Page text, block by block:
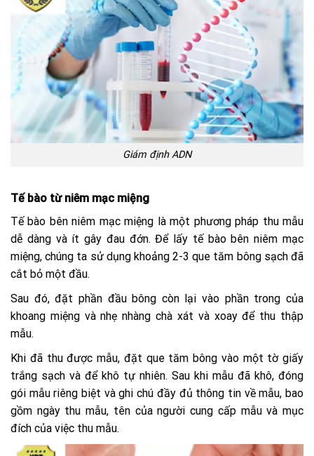
Giám định ADN
Tế bào từ niêm mạc miệng
Tế bào bên niêm mạc miệng là một phương pháp thu mẫu
dễ dàng và ít gây đau đớn. Để lấy tế bào bên niêm mạc
miệng, chúng ta sử dụng khoảng 2-3 que tăm bông sạch đã
cắt bỏ một đầu.
Sau đó, đặt phần đầu bông còn lại vào phần trong của
khoang miệng và nhẹ nhàng chà xát và xoay để thu thập
mẫu.
Khi đã thu được mẫu, đặt que tăm bông vào một tờ giấy
trắng sạch và để khô tự nhiên. Sau khi mẫu đã khô, đóng
gói mẫu riêng biệt và ghi chú đầy đủ thông tin về mẫu, bao
gồm ngày thu mẫu, tên của người cung cấp mẫu và mục
đích của việc thu mẫu.